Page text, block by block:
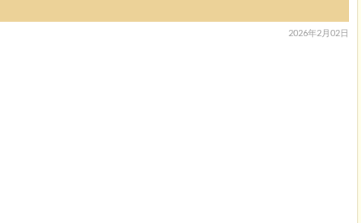
2026年2月02日